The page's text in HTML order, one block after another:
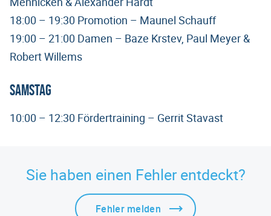
18:00 – 19:30 Promotion – Maunel Schauff
19:00 – 21:00 Damen – Baze Krstev, Paul Meyer &
Robert Willems
Samstag
10:00 – 12:30 Fördertraining – Gerrit Stavast
Sie haben einen Fehler entdeckt?
Fehler melden